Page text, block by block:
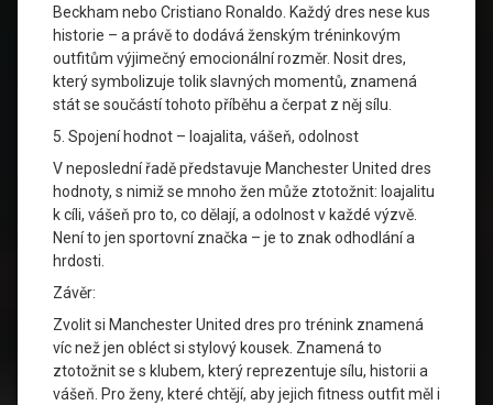
Beckham nebo Cristiano Ronaldo. Každý dres nese kus
historie – a právě to dodává ženským tréninkovým
outfitům výjimečný emocionální rozměr. Nosit dres,
který symbolizuje tolik slavných momentů, znamená
stát se součástí tohoto příběhu a čerpat z něj sílu.
5. Spojení hodnot – loajalita, vášeň, odolnost
V neposlední řadě představuje Manchester United dres
hodnoty, s nimiž se mnoho žen může ztotožnit: loajalitu
k cíli, vášeň pro to, co dělají, a odolnost v každé výzvě.
Není to jen sportovní značka – je to znak odhodlání a
hrdosti.
Závěr:
Zvolit si Manchester United dres pro trénink znamená
víc než jen obléct si stylový kousek. Znamená to
ztotožnit se s klubem, který reprezentuje sílu, historii a
vášeň. Pro ženy, které chtějí, aby jejich fitness outfit měl i